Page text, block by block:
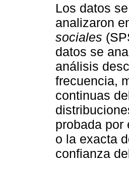
Los datos
analizaron
sociales
datos se
análisis
frecuencia,
continuas
probada por
o la exacta
confianza